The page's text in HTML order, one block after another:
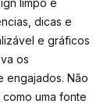
limpo e
dicas e
e gráficos
os
engajados. Não
uma fonte